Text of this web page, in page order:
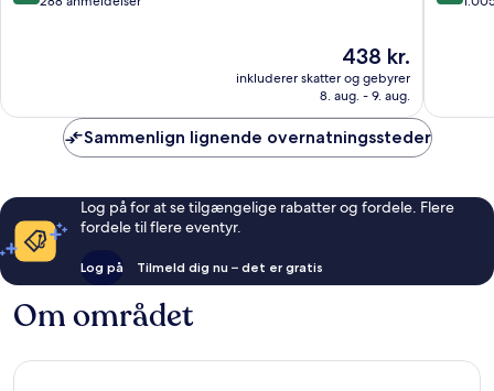
Prisen
438 kr.
438 kr.
inkluderer skatter og gebyrer
8. aug. - 9. aug.
Sammenlign lignende overnatningssteder
Log på for at se tilgængelige rabatter og fordele. Flere
fordele til flere eventyr.
Log på Tilmeld dig nu – det er gratis
Om området